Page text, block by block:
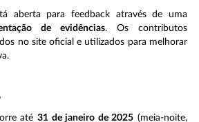
aberta para feedback através de uma
de evidências. Os contributos
no site oficial e utilizados para melhorar
até 31 de janeiro de 2025 (meia-noite,